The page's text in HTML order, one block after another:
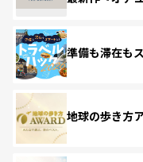
準備も滞在も
地球の歩き方